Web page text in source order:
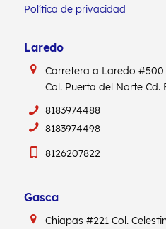
Política de privacidad
Laredo
Carretera a Laredo #500
Col. Puerta del Norte Cd.
8183974488
8183974498
8126207822
Gasca
Chiapas #221Col.